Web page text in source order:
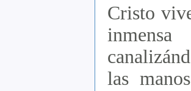
Cristo
las